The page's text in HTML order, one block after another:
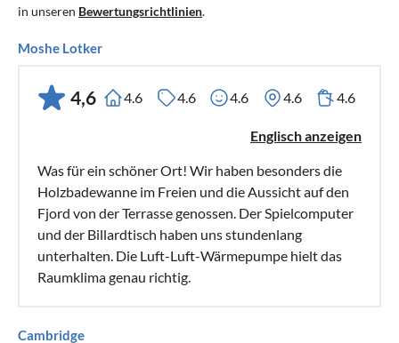
in unseren Bewertungsrichtlinien.
Moshe Lotker
4,6 4.6 4.6 4.6 4.6 4.6
Englisch anzeigen
Was für ein schöner Ort! Wir haben besonders die
Holzbadewanne im Freien und die Aussicht auf den
Fjord von der Terrasse genossen. Der Spielcomputer
und der Billardtisch haben uns stundenlang
unterhalten. Die Luft-Luft-Wärmepumpe hielt das
Raumklima genau richtig.
Cambridge